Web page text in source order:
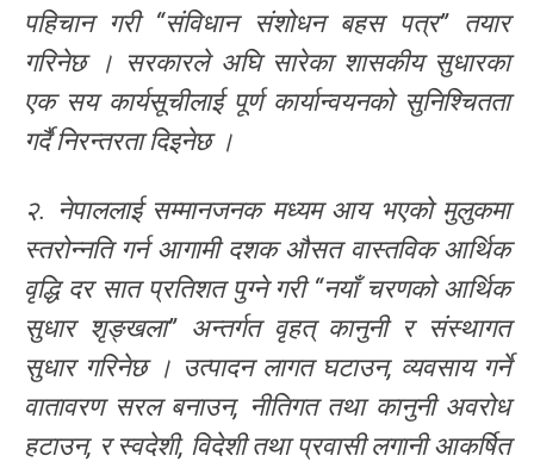
पहिचान गरी “संविधान संशोधन बहस पत्र” तयार
गरिनेछ । सरकारले अघि सारेका शासकीय सुधारका
एक सय कार्यसूचीलाई पूर्ण कार्यान्वयनको सुनिश्चितता
गर्दै निरन्तरता दिइनेछ ।
२. नेपाललाई सम्मानजनक मध्यम आय भएको मुलुकमा
स्तरोन्नति गर्न आगामी दशक औसत वास्तविक आर्थिक
वृद्धि दर सात प्रतिशत पुग्ने गरी “नयाँ चरणको आर्थिक
सुधार शृङ्खला” अन्तर्गत वृहत् कानुनी र संस्थागत
सुधार गरिनेछ । उत्पादन लागत घटाउन, व्यवसाय गर्ने
वातावरण सरल बनाउन, नीतिगत तथा कानुनी अवरोध
हटाउन, र स्वदेशी, विदेशी तथा प्रवासी लगानी आकर्षित